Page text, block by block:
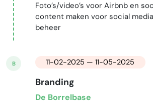
Foto’s/video’s voor Airbnb en
content maken voor social
beheer
B 11-02-2025 — 11-05-2025
Branding
De Borrelbase